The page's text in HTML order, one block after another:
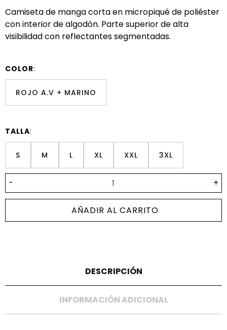
Camiseta de manga corta en micropiqué de poliéster
con interior de algodón. Parte superior de alta
visibilidad con reflectantes segmentadas.
COLOR:
ROJO A.V + MARINO
TALLA:
S M L XL XXL 3XL
- +
AÑADIR AL CARRITO
DESCRIPCIÓN
INFORMACIÓN ADICIONAL